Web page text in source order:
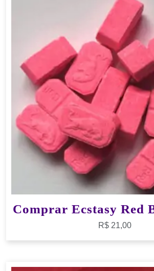
Comprar Ecstasy Red
R$21,00